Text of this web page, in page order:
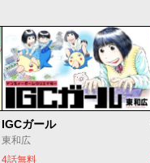
IGCガール
東和広
4話無料